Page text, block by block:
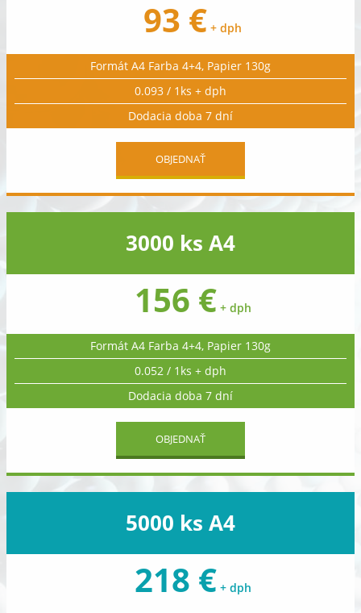
93 € + dph
Formát A4 Farba 4+4, Papier 130g
0.093 / 1ks + dph
Dodacia doba 7 dní
OBJEDNAŤ
3000 ks A4
156 € + dph
Formát A4 Farba 4+4, Papier 130g
0.052 / 1ks + dph
Dodacia doba 7 dní
OBJEDNAŤ
5000 ks A4
218 € + dph